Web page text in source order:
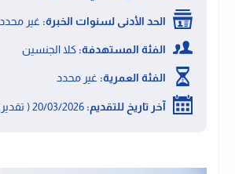
الحد الأدنى لسنوات الخبرة: غير محدد
الفئة المستهدفة: كلا الجنسين
الفئة العمرية: غير محدد
آخر تاريخ للتقديم: